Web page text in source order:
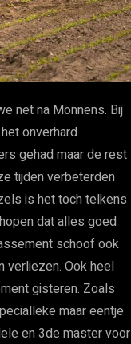
net na Monnens. Bij
onverhard
gehad maar de rest
tijden verbeterden
is het toch telkens
dat alles goed
schoof ook
verliezen. Ook heel
gisteren. Zoals
maar eentje
en 3de master voor